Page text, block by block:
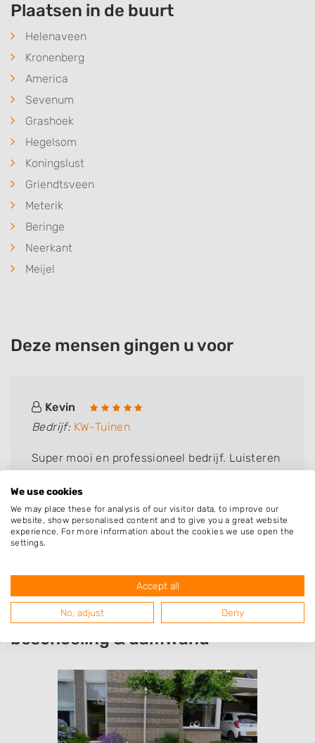
Plaatsen in de buurt
Helenaveen
Kronenberg
America
Sevenum
Grashoek
Hegelsom
Koningslust
Griendtsveen
Meterik
Beringe
Neerkant
Meijel
Deze mensen gingen u voor
Kevin
Bedrijf: KW-Tuinen
Super mooi en professioneel bedrijf. Luisteren
Resultaten van hoveniers uit de
regio Evertsoord met specialisatie
beschoeiing & damwand
We use cookies
We may place these for analysis of our visitor data, to improve our
website, show personalised content and to give you a great website
experience. For more information about the cookies we use open the
settings.
Accept all
No, adjust Deny